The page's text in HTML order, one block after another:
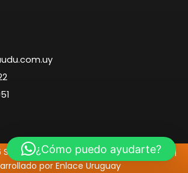
| Todos los Derechos Reservados |
por Enlace Uruguay
¿Cómo puedo ayudarte?